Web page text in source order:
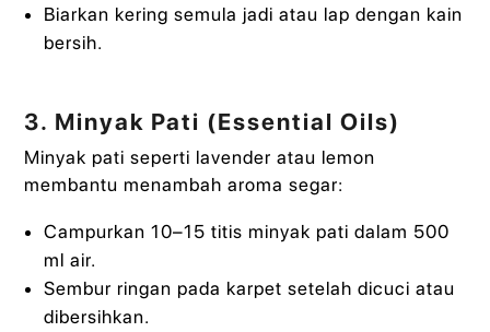
Biarkan kering semula jadi atau lap dengan kain
bersih.
3. Minyak Pati (Essential Oils)
Minyak pati seperti lavender atau lemon
membantu menambah aroma segar:
Campurkan 10–15 titis minyak pati dalam 500
ml air.
Sembur ringan pada karpet setelah dicuci atau
dibersihkan.